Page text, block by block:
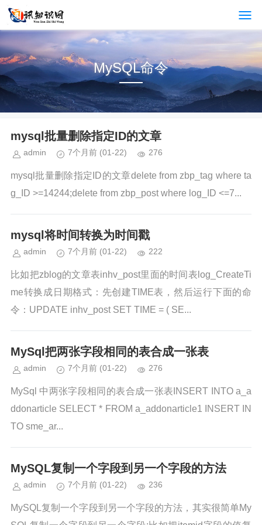
MySQL命令
mysql批量删除指定ID的文章
admin 7个月前 (01-22) 276
mysql批量删除指定ID的文章delete from zbp_tag where ta
g_ID >=14244;delete from zbp_post where log_ID <=7...
mysql将时间转换为时间戳
admin 7个月前 (01-22) 222
比如把zblog的文章表inhv_post里面的时间表log_CreateTi
me转换成日期格式：先创建TIME表，然后运行下面的命
令：UPDATE inhv_post SET TIME = ( SE...
MySql把两张字段相同的表合成一张表
admin 7个月前 (01-22) 276
MySql 中两张字段相同的表合成一张表INSERT INTO a_a
ddonarticle SELECT * FROM a_addonarticle1 INSERT IN
TO sme_ar...
MySQL复制一个字段到另一个字段的方法
admin 7个月前 (01-22) 236
MySQL复制一个字段到另一个字段的方法，其实很简单My